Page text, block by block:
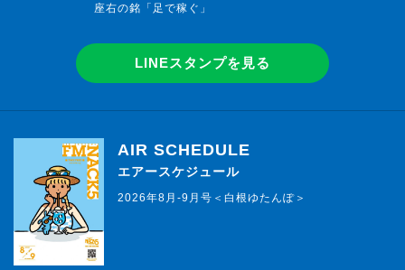
座右の銘「足で稼ぐ」
LINEスタンプを見る
AIR SCHEDULE
エアースケジュール
2026年8月-9月号＜白根ゆたんぽ＞